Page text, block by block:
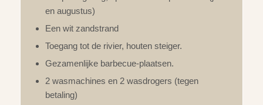
en augustus)
Een wit zandstrand
Toegang tot de rivier, houten steiger.
Gezamenlijke barbecue-plaatsen.
2 wasmachines en 2 wasdrogers (tegen
betaling)